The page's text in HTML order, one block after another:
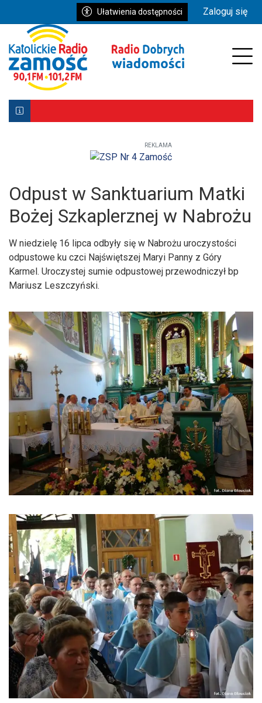
Przejdź do głównych treści
Przejdź do wyszukiwarki
Przejdź do głównego menuUłatwienia dostępności Zaloguj się
Biłgoraj z Patronką. Wyjątkowe uroczystości już 9–10
Powstała aplikacja mobilna Diecezji Zamojsko-
Mniej wiernych w kościołach, ale większe
REKLAMA
Odpust w Sanktuarium Matki
Bożej Szkaplerznej w Nabrożu
W niedzielę 16 lipca odbyły się w Nabrożu uroczystości
odpustowe ku czci Najświętszej Maryi Panny z Góry
Karmel. Uroczystej sumie odpustowej przewodniczył bp
Mariusz Leszczyński.